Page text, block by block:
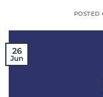
POSTED
26
Jun